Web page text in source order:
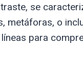
se
metáforas, o
para